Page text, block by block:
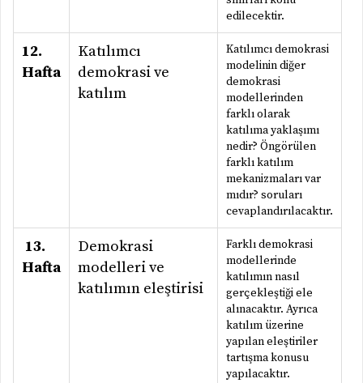
edilecektir.
12.
Hafta
Katılımcı
demokrasi ve
katılım
Katılımcı demokrasi
modelinin diğer
demokrasi
modellerinden
farklı olarak
katılıma yaklaşımı
nedir? Öngörülen
farklı katılım
mekanizmaları var
mıdır? soruları
cevaplandırılacaktır.
13.
Hafta
Demokrasi
modelleri ve
katılımın eleştirisi
Farklı demokrasi
modellerinde
katılımın nasıl
gerçekleştiği ele
alınacaktır. Ayrıca
katılım üzerine
yapılan eleştiriler
tartışma konusu
yapılacaktır.